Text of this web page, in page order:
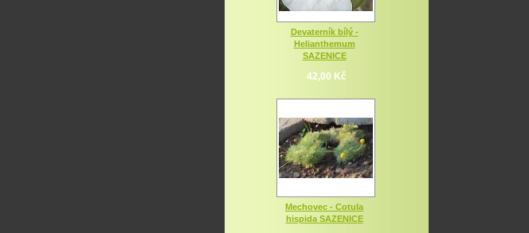
Devaterník bílý -
Helianthemum
SAZENICE
42,00 Kč
Mechovec - Cotula
hispida SAZENICE